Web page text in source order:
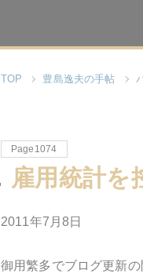
TOP 豊島逸夫の手帖
Page1074
雇用統計を
2011年7月8日
御用繁多でブログ更新